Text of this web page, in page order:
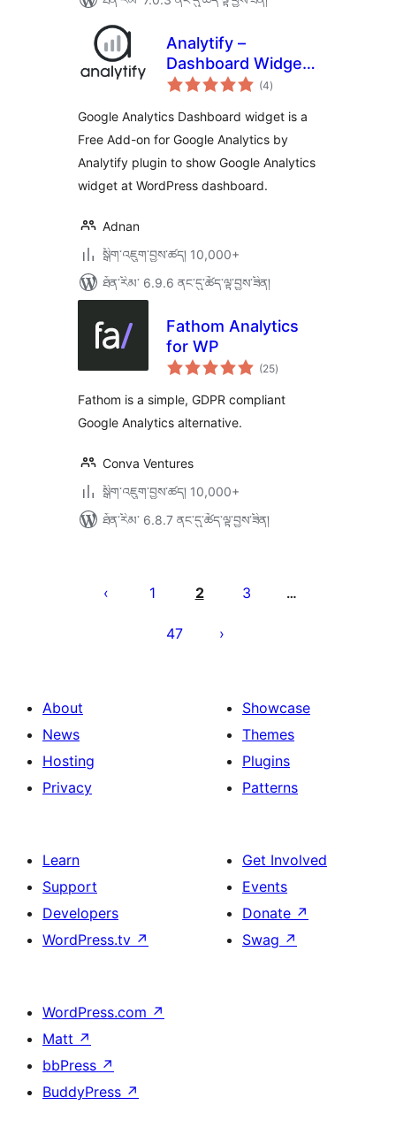
Analytify –
Dashboard Widget
for Google
(4གདེང་
འཇོག་
ཚང་།
)
Google Analytics Dashboard widget is a
Free Add-on for Google Analytics by
Analytify plugin to show Google Analytics
widget at WordPress dashboard.
Adnan
སྒྲིག་འཇུག་བྱས་ཚད། 10,000+
ཐོན་རིམ་ 6.9.6 ནང་དུ་ཚོད་ལྟ་བྱས་ཟིན།
Fathom Analytics
for WP
(25གདེང་
འཇོག་
ཚང་།
)
Fathom is a simple, GDPR compliant
Google Analytics alternative.
Conva Ventures
སྒྲིག་འཇུག་བྱས་ཚད། 10,000+
ཐོན་རིམ་ 6.8.7 ནང་དུ་ཚོད་ལྟ་བྱས་ཟིན།
pagination
1 2 3 …
47
About
News
Hosting
Privacy
Showcase
Themes
Plugins
Patterns
Learn
Support
Developers
WordPress.tv ↗
Get Involved
Events
Donate ↗
Swag ↗
WordPress.com ↗
Matt ↗
bbPress ↗
BuddyPress ↗